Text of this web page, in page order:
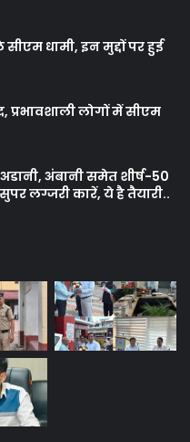
धामी, इन मुद्दों पर हुई
प्रभावशाली लोगों में सीएम
अंबानी समेत शीर्ष-50
लग्जरी कारें, ये है तैयारी..